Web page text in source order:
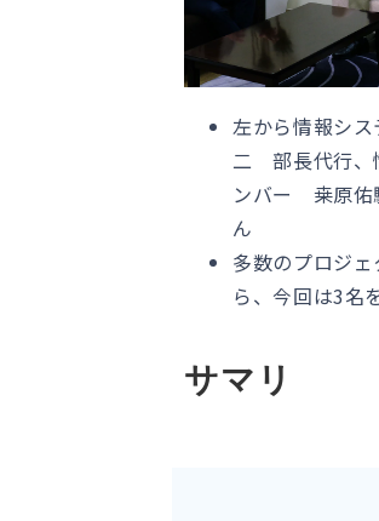
左から情報シ
二 部長代行、
ンバー 桒原佑
ん
多数のプロジ
ら、今回は3名
サマリ